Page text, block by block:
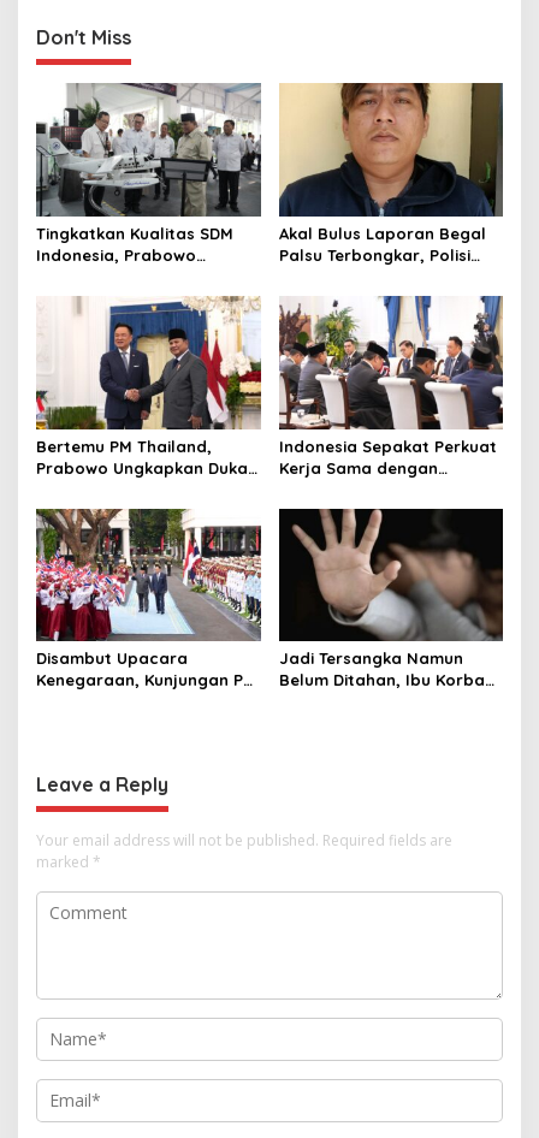
Don't Miss
Tingkatkan Kualitas SDM
Indonesia, Prabowo
hingga Undang Universitas
Terbaik Dunia
Akal Bulus Laporan Begal
Palsu Terbongkar, Polisi
Perusahaan untuk Crypto
Bertemu PM Thailand,
Prabowo Ungkapkan Duka
Selamat Ulang Tahun ke
Raja Thailand
Indonesia Sepakat Perkuat
Kerja Sama dengan
hingga Ekonomi Digital
Disambut Upacara
Kenegaraan, Kunjungan PM
Jadi Tersangka Namun
Belum Ditahan, Ibu Korban
Leave a Reply
Your email address will not be published. Required fields are
marked *